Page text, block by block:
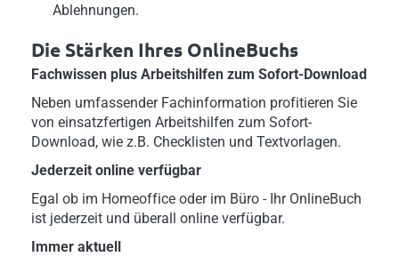
Ablehnungen.
Die Stärken Ihres OnlineBuchs
Fachwissen plus Arbeitshilfen zum Sofort-Download
Neben umfassender Fachinformation profitieren Sie
von einsatzfertigen Arbeitshilfen zum Sofort-
Download, wie z.B. Checklisten und Textvorlagen.
Jederzeit online verfügbar
Egal ob im Homeoffice oder im Büro - Ihr OnlineBuch
ist jederzeit und überall online verfügbar.
Immer aktuell